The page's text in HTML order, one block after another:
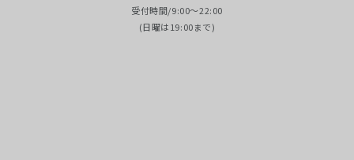
受付時間/9:00～22:00
(日曜は19:00まで)